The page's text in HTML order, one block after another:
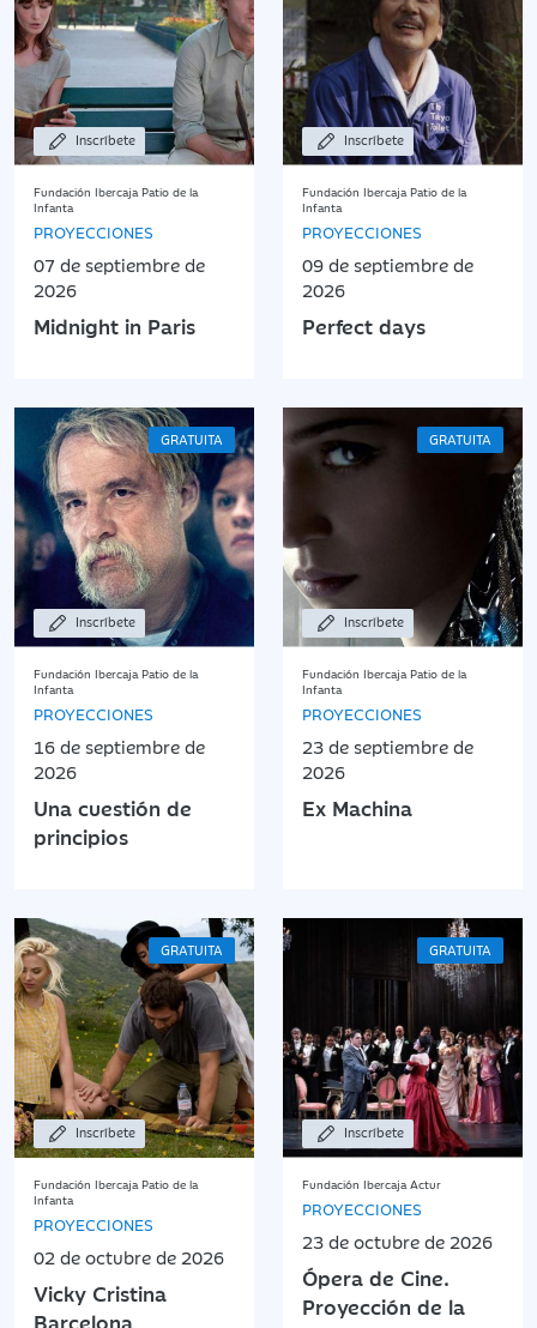
Inscríbete
Fundación Ibercaja Patio de la
Infanta
PROYECCIONES
07 de septiembre de
2026
Midnight in Paris
Inscríbete
Fundación Ibercaja Patio de la
Infanta
PROYECCIONES
09 de septiembre de
2026
Perfect days
GRATUITA
Inscríbete
Fundación Ibercaja Patio de la
Infanta
PROYECCIONES
16 de septiembre de
2026
Una cuestión de
principios
GRATUITA
Inscríbete
Fundación Ibercaja Patio de la
Infanta
PROYECCIONES
23 de septiembre de
2026
Ex Machina
GRATUITA
Inscríbete
Fundación Ibercaja Patio de la
Infanta
PROYECCIONES
02 de octubre de 2026
Vicky Cristina
Barcelona
GRATUITA
Inscríbete
Fundación Ibercaja Actur
PROYECCIONES
23 de octubre de 2026
Ópera de Cine.
Proyección de la